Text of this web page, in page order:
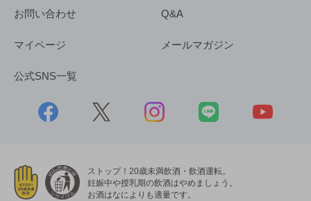
お問い合わせ Q&A
マイページ メールマガジン
公式SNS一覧
ストップ！20歳未満飲酒・飲酒運転。
妊娠中や授乳期の飲酒はやめましょう。
お酒はなによりも適量です。